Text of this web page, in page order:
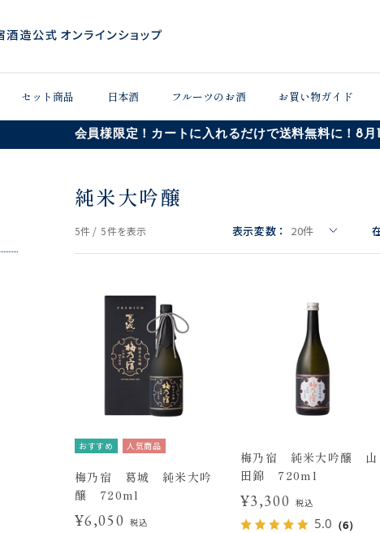
セット商品 日本酒 フルーツのお酒 お買い物ガイド
会員様限定！カートに入れるだけで送料無料に！8月
純米大吟醸
5件 / 5件を表示 表示変数： 20件
おすすめ 人気商品
梅乃宿 葛城 純米大吟
醸 720ml
¥6,050 税込
梅乃宿 純米大吟醸 山
田錦 720ml
¥3,300 税込
5.0 （6）